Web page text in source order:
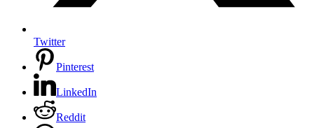
Twitter
Pinterest
LinkedIn
Reddit